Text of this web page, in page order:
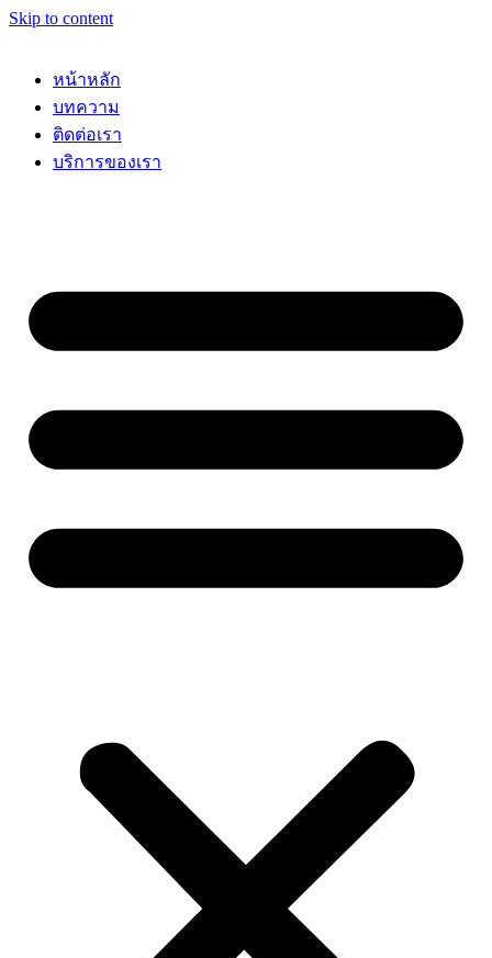
Skip to content
หน้าหลัก
บทความ
ติดต่อเรา
บริการของเรา